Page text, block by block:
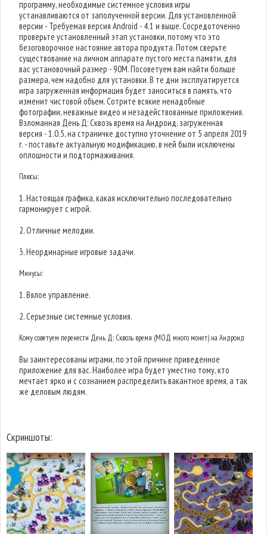
программу, необходимые системное условия игры
устанавливаются от заполученной версии. Для установленной
версии - Требуемая версия Android - 4.1 и выше. Сосредоточенно
проверьте установленный этап установки, потому что это
безоговорочное настояние автора продукта. Потом сверьте
существование на личном аппарате пустого места памяти, для
вас установочный размер - 90M. Посоветуем вам найти больше
размера, чем надобно для установки. В те дни эксплуатируется
игра загруженная информация будет заноситься в память, что
изменит чистовой объем. Сотрите всякие ненадобные
фотографии, неважные видео и незадействованные приложения.
Взломанная День Д: Сквозь время на Андроид, загруженная
версия - 1.0.5, на страничке доступно уточнение от 5 апреля 2019
г. - поставьте актуальную модификацию, в ней были исключены
оплошности и подтормаживания.
Плюсы:
1. Настоящая графика, какая исключительно последовательно
гармонирует с игрой.
2. Отличные мелодии.
3. Неординарные игровые задачи.
Минусы:
1. Вялое управление.
2. Серьезные системные условия.
Кому советуем перенести День Д: Сквозь время (МОД много монет) на Андроид
Вы заинтересованы играми, по этой причине приведенное
приложение для вас. Наиболее игра будет уместно тому, кто
мечтает ярко и с сознанием распределить вакантное время, а так
же деловым людям.
Скриншоты: